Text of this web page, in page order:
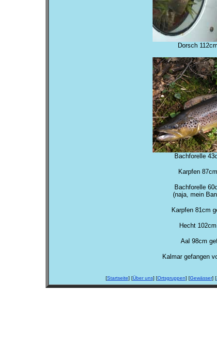
Dorsch
Bachforelle
Karpfen
Bachforelle
(naja, mein
Karpfen 81cm
Hecht
Aal 98cm
Kalmar gefangen
[Startseite] [Über uns] [Ortsgruppen] [Gewässer] [